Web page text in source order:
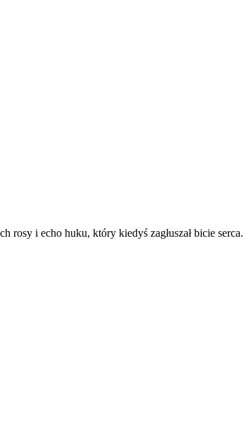
rosy i echo huku, który kiedyś zagłuszał bicie serca.